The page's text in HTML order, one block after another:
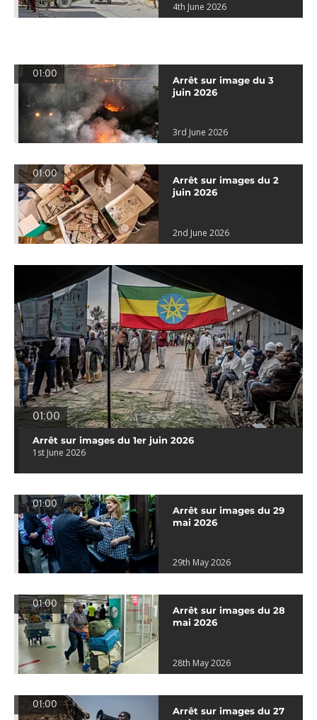
4th June 2026
01:00
Arrêt sur image du 3
juin 2026
3rd June 2026
01:00
Arrêt sur images du 2
juin 2026
2nd June 2026
01:00
Arrêt sur images du 1er juin 2026
1st June 2026
01:00
Arrêt sur images du 29
mai 2026
29th May 2026
01:00
Arrêt sur images du 28
mai 2026
28th May 2026
01:00
Arrêt sur images du 27